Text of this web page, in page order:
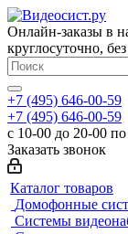
Онлайн-заказы в
круглосуточно,
+7 (495) 646-00-59
+7 (495) 646-00-59
с 10-00 до 20-00
Заказать звонок
Каталог товаров
Домофонные
Системы